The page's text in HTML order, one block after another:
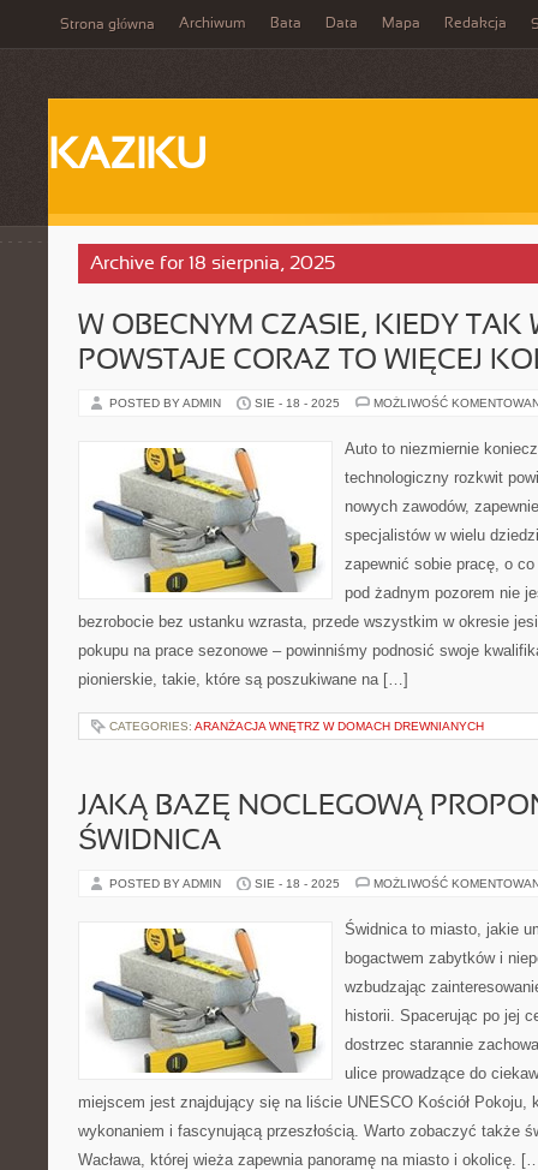
Strona główna Archiwum Bata Data Mapa Redakcja
KAZIKU
Archive for 18 sierpnia, 2025
W OBECNYM CZASIE, KIEDY TAK
POWSTAJE CORAZ TO WIĘCEJ
POSTED BY ADMIN SIE - 18 - 2025 MOŻLIWOŚĆ
Auto to niezmiernie
technologiczny rozkwit
nowych zawodów,
specjalistów w wielu
zapewnić sobie pracę, o
pod żadnym pozorem nie
bezrobocie bez ustanku wzrasta, przede wszystkim w okresie
pokupu na prace sezonowe – powinniśmy podnosić swoje
pionierskie, takie, które są poszukiwane na […]
CATEGORIES: ARANŻACJA WNĘTRZ W DOMACH DREWNIANYCH
JAKĄ BAZĘ NOCLEGOWĄ
ŚWIDNICA
POSTED BY ADMIN SIE - 18 - 2025 MOŻLIWOŚĆ
Świdnica to miasto, jakie
bogactwem zabytków i
wzbudzając
historii. Spacerując po jej
dostrzec starannie
ulice prowadzące do
miejscem jest znajdujący się na liście UNESCO Kościół Pokoju,
wykonaniem i fascynującą przeszłością. Warto zobaczyć także
Wacława, której wieża zapewnia panoramę na miasto i okolicę.